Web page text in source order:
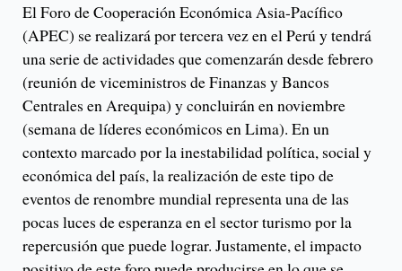
El Foro de Cooperación Económica Asia-Pacífico
(APEC) se realizará por tercera vez en el Perú y tendrá
una serie de actividades que comenzarán desde febrero
(reunión de viceministros de Finanzas y Bancos
Centrales en Arequipa) y concluirán en noviembre
(semana de líderes económicos en Lima). En un
contexto marcado por la inestabilidad política, social y
económica del país, la realización de este tipo de
eventos de renombre mundial representa una de las
pocas luces de esperanza en el sector turismo por la
repercusión que puede lograr. Justamente, el impacto